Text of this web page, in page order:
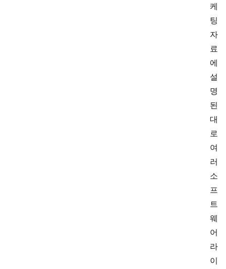
케
팅
자
료
에
설
명
된
대
로
여
러
소
프
트
웨
어
라
이